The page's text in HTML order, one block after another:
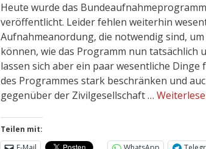
Heute wurde das
veröffentlicht. Leider fehlen weiterhin
Aufnahmeanordung, die notwendig sind,
können, wie das Programm nun tatsächlich
lassen sich aber ein paar wesentliche
des Programmes stark beschränken und
gegenüber der Zivilgesellschaft …
Teilen mit: